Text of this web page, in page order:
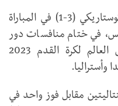
وفاز منتخب زامبيا على نظيره الكوستاريكي (3-1) في المباراة
في ختام منافسات دور
المجموعات لنهائيات بطولة كاس العالم لكرة القدم 2023
وأستراليا.
مقابل فوز واحد في